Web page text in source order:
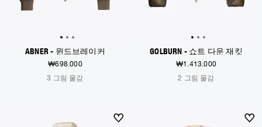
ABNER - 윈드브레이커
₩698.000
3 그림 물감
GOLBURN - 쇼트 다운 재킷
₩1.413.000
2 그림 물감
NEW ARRIVALS